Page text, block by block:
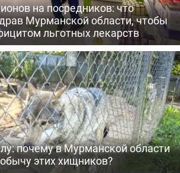
на посредников: что
Мурманской области, чтобы
льготных лекарств
почему в Мурманской области
этих хищников?